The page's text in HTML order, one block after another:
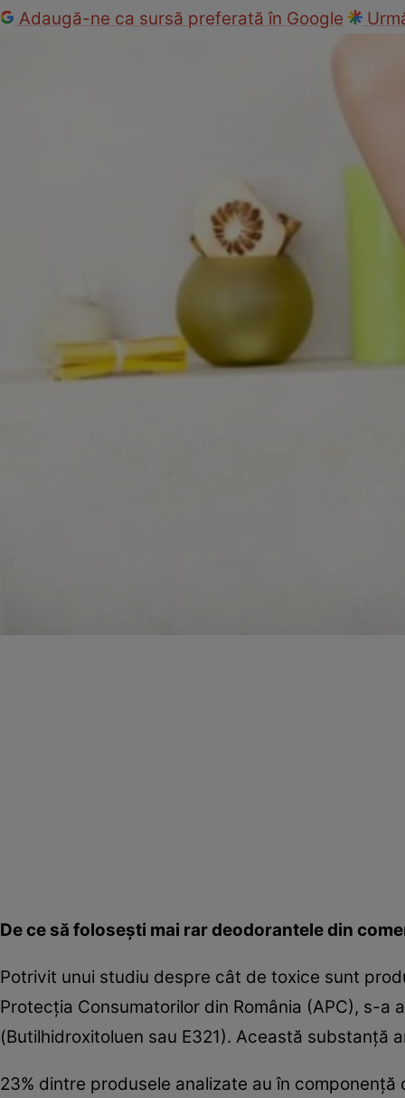
Adaugă-ne ca sursă preferată în Google
De ce să foloseşti mai rar deodorantele din
Potrivit unui studiu despre cât de toxice sunt
Protecţia Consumatorilor din România (APC), s-
(Butilhidroxitoluen sau E321). Această substanţă
23% dintre produsele analizate au în